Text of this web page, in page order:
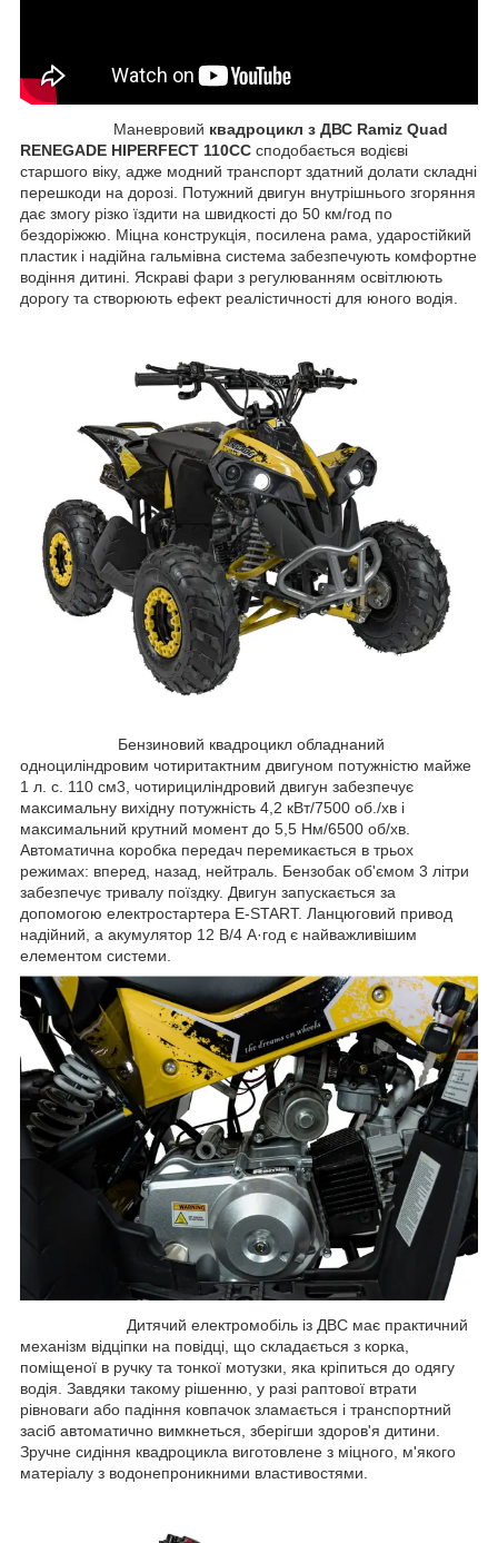
Маневровий квадроцикл з ДВС Ramiz Quad
RENEGADE HIPERFECT 110CC сподобається водієві
старшого віку, адже модний транспорт здатний долати складні
перешкоди на дорозі. Потужний двигун внутрішнього згоряння
дає змогу різко їздити на швидкості до 50 км/год по
бездоріжжю. Міцна конструкція, посилена рама, ударостійкий
пластик і надійна гальмівна система забезпечують комфортне
водіння дитині. Яскраві фари з регулюванням освітлюють
дорогу та створюють ефект реалістичності для юного водія.
Бензиновий квадроцикл обладнаний
одноциліндровим чотиритактним двигуном потужністю майже
1 л. с. 110 см3, чотирициліндровий двигун забезпечує
максимальну вихідну потужність 4,2 кВт/7500 об./хв і
максимальний крутний момент до 5,5 Нм/6500 об/хв.
Автоматична коробка передач перемикається в трьох
режимах: вперед, назад, нейтраль. Бензобак об'ємом 3 літри
забезпечує тривалу поїздку. Двигун запускається за
допомогою електростартера E-START. Ланцюговий привод
надійний, а акумулятор 12 В/4 А·год є найважливішим
елементом системи.
Дитячий електромобіль із ДВС має практичний
механізм відціпки на повідці, що складається з корка,
поміщеної в ручку та тонкої мотузки, яка кріпиться до одягу
водія. Завдяки такому рішенню, у разі раптової втрати
рівноваги або падіння ковпачок зламається і транспортний
засіб автоматично вимкнеться, зберігши здоров'я дитини.
Зручне сидіння квадроцикла виготовлене з міцного, м'якого
матеріалу з водонепроникними властивостями.